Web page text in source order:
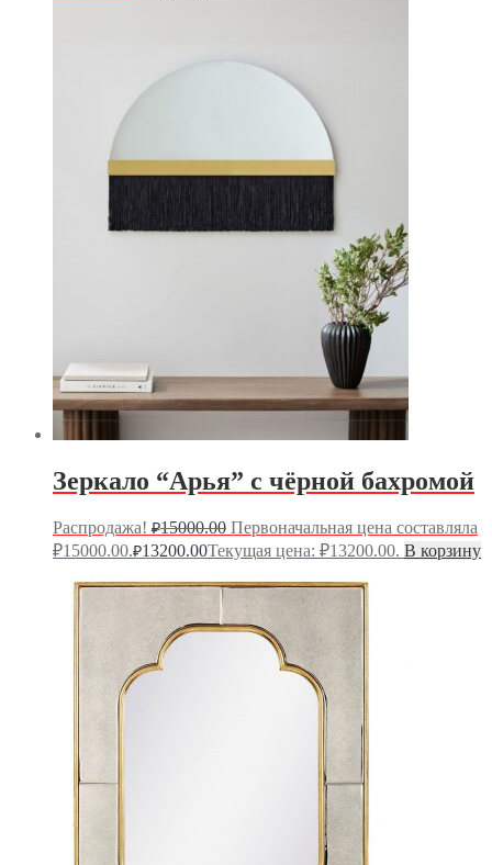
Зеркало “Арья” с чёрной бахромой
Распродажа! ₽15000.00 Первоначальная цена составляла
₽15000.00.₽13200.00Текущая цена: ₽13200.00. В корзину